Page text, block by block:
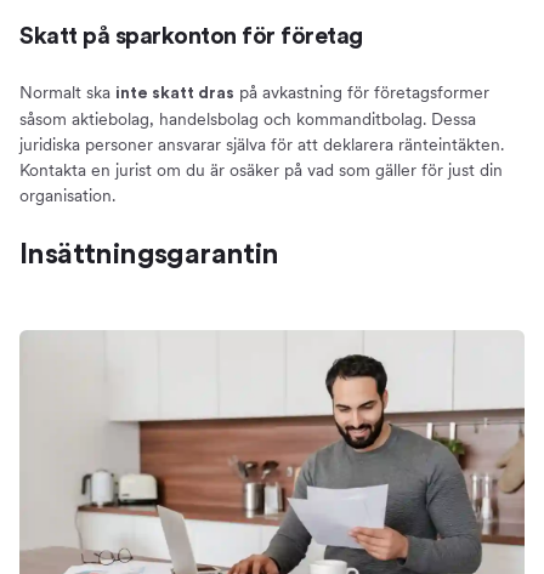
Skatt på sparkonton för företag
Normalt ska inte skatt dras på avkastning för företagsformer
såsom aktiebolag, handelsbolag och kommanditbolag. Dessa
juridiska personer ansvarar själva för att deklarera ränteintäkten.
Kontakta en jurist om du är osäker på vad som gäller för just din
organisation.
Insättningsgarantin